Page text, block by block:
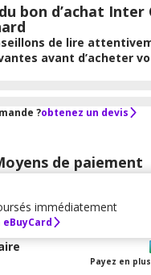
bon d’achat Inter
de lire
avant d’acheter
?obtenez un devis
de paiement
immédiatement
Payez en